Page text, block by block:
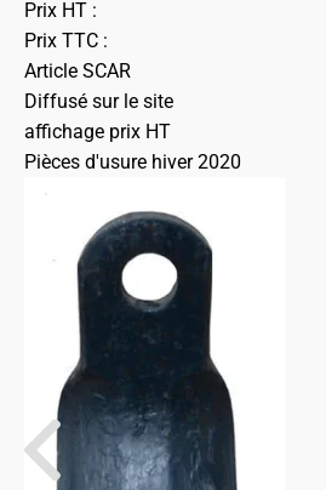
Prix HT :
Prix TTC :
Article SCAR
Diffusé sur le site
affichage prix HT
Pièces d'usure hiver 2020